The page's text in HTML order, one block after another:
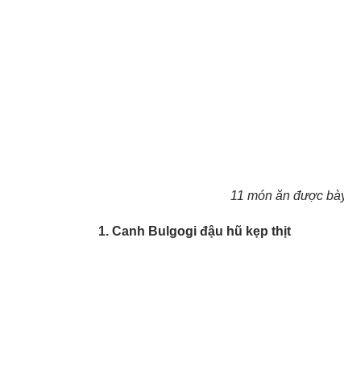
11 món ăn được
1. Canh Bulgogi đậu hũ kẹp thịt